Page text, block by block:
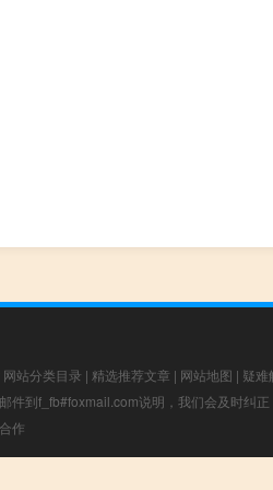
网站分类目录 | 精选推荐文章 | 网站地图 | 疑难
件到f_fb#foxmail.com说明，我们会及时纠正
作